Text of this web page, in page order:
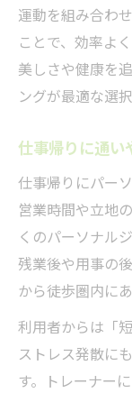
運動を組み合わ
ことで、効率よ
美しさや健康を
ングが最適な選
仕事帰りに通い
仕事帰りにパー
営業時間や立地
くのパーソナル
残業後や用事の
から徒歩圏内に
利用者からは「
ストレス発散に
す。トレーナー